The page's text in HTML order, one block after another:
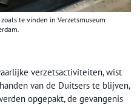
te vinden in Verzetsmuseum
verzetsactiviteiten, wist
van de Duitsers te blijven,
opgepakt, de gevangenis